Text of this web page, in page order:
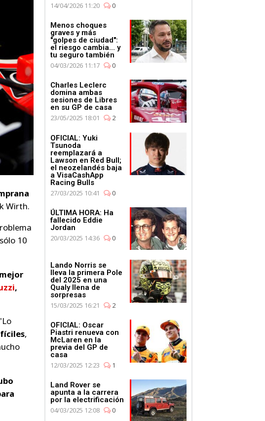
Wirth.
10
,
,
14/04/2026 11:20
0
Menos choques
graves y más
"golpes de ciudad":
el riesgo cambia... y
tu seguro también
04/03/2026 11:17
0
Charles Leclerc
domina ambas
sesiones de Libres
en su GP de casa
23/05/2025 18:01
2
OFICIAL: Yuki
Tsunoda
reemplazará a
Lawson en Red Bull;
el neozelandés baja
a VisaCashApp
Racing Bulls
27/03/2025 10:41
0
ÚLTIMA HORA: Ha
fallecido Eddie
Jordan
20/03/2025 14:36
0
Lando Norris se
lleva la primera Pole
del 2025 en una
Qualy llena de
sorpresas
15/03/2025 16:21
2
OFICIAL: Oscar
Piastri renueva con
McLaren en la
previa del GP de
casa
12/03/2025 12:23
1
Land Rover se
apunta a la carrera
por la electrificación
04/03/2025 12:08
0